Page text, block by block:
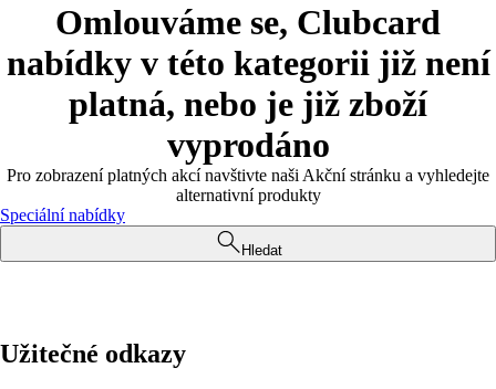
Omlouváme se, Clubcard
nabídky v této kategorii již není
platná, nebo je již zboží
vyprodáno
Pro zobrazení platných akcí navštivte naši Akční stránku a vyhledejte
alternativní produkty
Speciální nabídky
Hledat
Užitečné odkazy